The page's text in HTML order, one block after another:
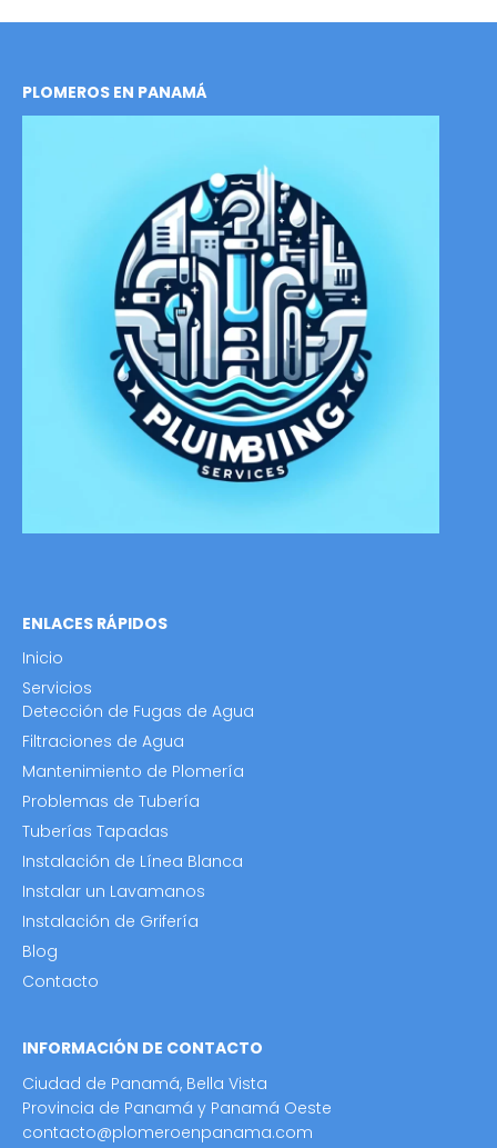
PLOMEROS EN PANAMÁ
ENLACES RÁPIDOS
Inicio
Servicios
Detección de Fugas de Agua
Filtraciones de Agua
Mantenimiento de Plomería
Problemas de Tubería
Tuberías Tapadas
Instalación de Línea Blanca
Instalar un Lavamanos
Instalación de Grifería
Blog
Contacto
INFORMACIÓN DE CONTACTO
Ciudad de Panamá, Bella Vista
Provincia de Panamá y Panamá Oeste
contacto@plomeroenpanama.com